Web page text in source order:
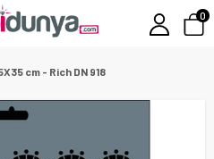
0
cm - Rich DN 918